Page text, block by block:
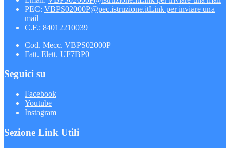
PEC: VBPS02000P@pec.istruzione.itLink per inviare una
mail
C.F.: 84012210039
Cod. Mecc. VBPS02000P
Fatt. Elett. UF7BP0
Seguici su
Facebook
Youtube
Instagram
Sezione Link Utili